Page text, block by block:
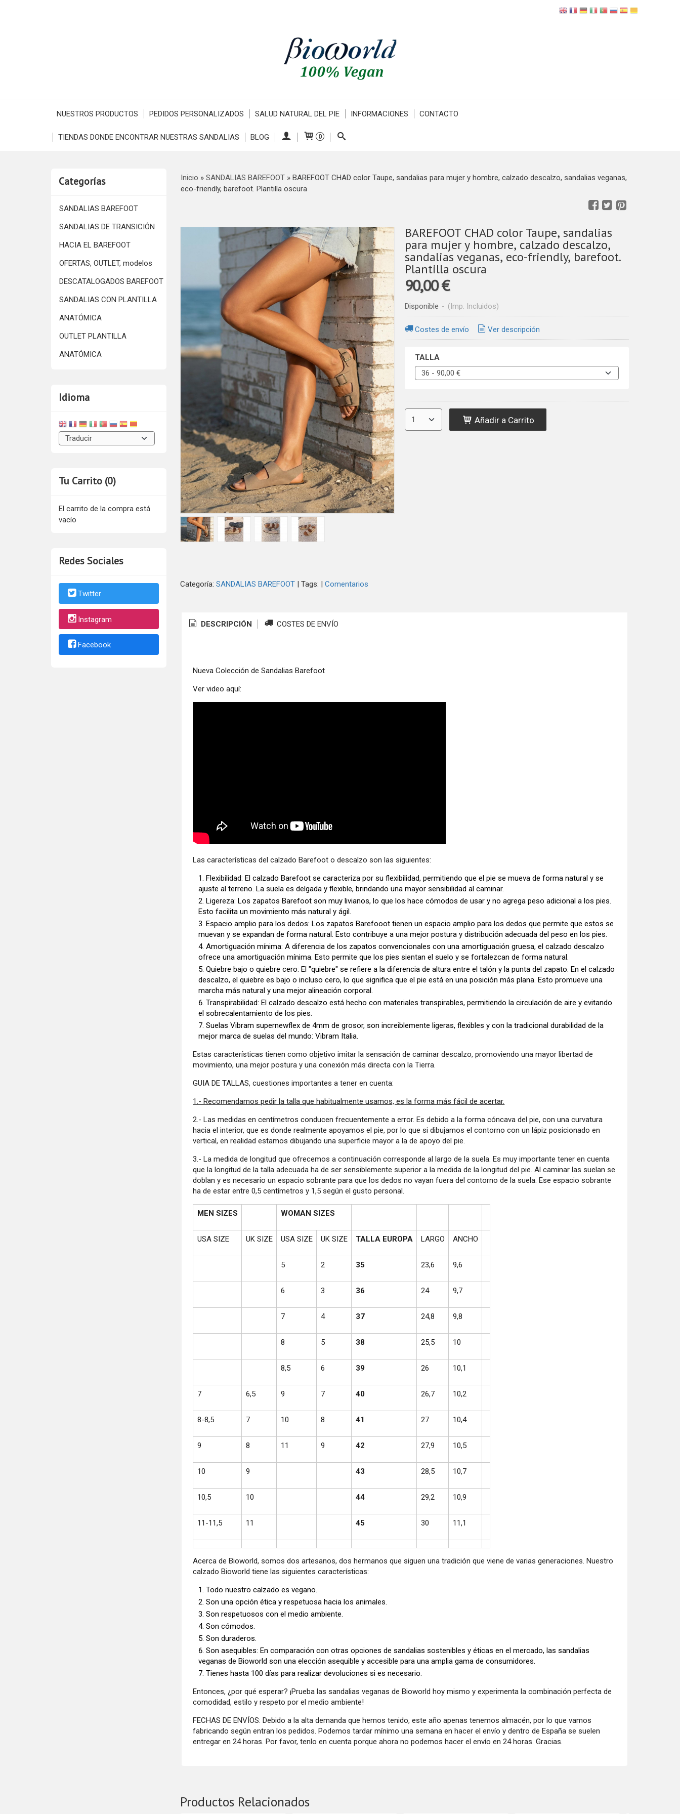
NUESTROS PRODUCTOS PEDIDOS PERSONALIZADOS SALUD NATURAL DEL PIE INFORMACIONES CONTACTO
TIENDAS DONDE ENCONTRAR NUESTRAS SANDALIAS BLOG 0
Categorías
SANDALIAS BAREFOOT
SANDALIAS DE TRANSICIÓN
HACIA EL BAREFOOT
OFERTAS, OUTLET, modelos
DESCATALOGADOS BAREFOOT
SANDALIAS CON PLANTILLA
ANATÓMICA
OUTLET PLANTILLA
ANATÓMICA
Idioma
Tu Carrito (0)
El carrito de la compra está
vacío
Redes Sociales
Twitter
Instagram
Facebook
Inicio » SANDALIAS BAREFOOT» BAREFOOT CHAD color Taupe, sandalias para mujer y hombre, calzado descalzo, sandalias veganas,
eco-friendly, barefoot. Plantilla oscura
BAREFOOT CHAD color Taupe, sandalias
para mujer y hombre, calzado descalzo,
sandalias veganas, eco-friendly, barefoot.
Plantilla oscura
90,00 €
Disponible - (Imp. Incluidos)
Costes de envío Ver descripción
TALLA
Añadir a Carrito
Categoría: SANDALIAS BAREFOOT| Tags: | Comentarios
DESCRIPCIÓN COSTES DE ENVÍO
Nueva Colección de Sandalias Barefoot
Ver video aquí:
Las características del calzado Barefoot o descalzo son las siguientes:
Flexibilidad: El calzado Barefoot se caracteriza por su flexibilidad, permitiendo que el pie se mueva de forma natural y se
ajuste al terreno. La suela es delgada y flexible, brindando una mayor sensibilidad al caminar.
Ligereza: Los zapatos Barefoot son muy livianos, lo que los hace cómodos de usar y no agrega peso adicional a los pies.
Esto facilita un movimiento más natural y ágil.
Espacio amplio para los dedos: Los zapatos Barefooot tienen un espacio amplio para los dedos que permite que estos se
muevan y se expandan de forma natural. Esto contribuye a una mejor postura y distribución adecuada del peso en los pies.
Amortiguación mínima: A diferencia de los zapatos convencionales con una amortiguación gruesa, el calzado descalzo
ofrece una amortiguación mínima. Esto permite que los pies sientan el suelo y se fortalezcan de forma natural.
Quiebre bajo o quiebre cero: El "quiebre" se refiere a la diferencia de altura entre el talón y la punta del zapato. En el calzado
descalzo, el quiebre es bajo o incluso cero, lo que significa que el pie está en una posición más plana. Esto promueve una
marcha más natural y una mejor alineación corporal.
Transpirabilidad: El calzado descalzo está hecho con materiales transpirables, permitiendo la circulación de aire y evitando
el sobrecalentamiento de los pies.
Suelas Vibram supernewflex de 4mm de grosor, son increiblemente ligeras, flexibles y con la tradicional durabilidad de la
mejor marca de suelas del mundo: Vibram Italia.
Estas características tienen como objetivo imitar la sensación de caminar descalzo, promoviendo una mayor libertad de
movimiento, una mejor postura y una conexión más directa con la Tierra.
GUIA DE TALLAS, cuestiones importantes a tener en cuenta:
1.- Recomendamos pedir la talla que habitualmente usamos, es la forma más fácil de acertar.
2.- Las medidas en centímetros conducen frecuentemente a error. Es debido a la forma cóncava del pie, con una curvatura
hacia el interior, que es donde realmente apoyamos el pie, por lo que si dibujamos el contorno con un lápiz posicionado en
vertical, en realidad estamos dibujando una superficie mayor a la de apoyo del pie.
3.- La medida de longitud que ofrecemos a continuación corresponde al largo de la suela. Es muy importante tener en cuenta
que la longitud de la talla adecuada ha de ser sensiblemente superior a la medida de la longitud del pie. Al caminar las suelan se
doblan y es necesario un espacio sobrante para que los dedos no vayan fuera del contorno de la suela. Ese espacio sobrante
ha de estar entre 0,5 centímetros y 1,5 según el gusto personal.
MEN SIZES WOMAN SIZES
USA SIZE UK SIZE USA SIZE UK SIZE TALLA EUROPA LARGO ANCHO
5 2 35 23,6 9,6
6 3 36 24 9,7
7 4 37 24,8 9,8
8 5 38 25,5 10
8,5 6 39 26 10,1
7 6,5 9 7 40 26,7 10,2
8-8,5 7 10 8 41 27 10,4
9 8 11 9 42 27,9 10,5
10 9 43 28,5 10,7
10,5 10 44 29,2 10,9
11-11,5 11 45 30 11,1
Acerca de Bioworld, somos dos artesanos, dos hermanos que siguen una tradición que viene de varias generaciones. Nuestro
calzado Bioworld tiene las siguientes características:
Todo nuestro calzado es vegano.
Son una opción ética y respetuosa hacia los animales.
Son respetuosos con el medio ambiente.
Son cómodos.
Son duraderos.
Son asequibles: En comparación con otras opciones de sandalias sostenibles y éticas en el mercado, las sandalias
veganas de Bioworld son una elección asequible y accesible para una amplia gama de consumidores.
Tienes hasta 100 días para realizar devoluciones si es necesario.
Entonces, ¿por qué esperar? ¡Prueba las sandalias veganas de Bioworld hoy mismo y experimenta la combinación perfecta de
comodidad, estilo y respeto por el medio ambiente!
FECHAS DE ENVÍOS: Debido a la alta demanda que hemos tenido, este año apenas tenemos almacén, por lo que vamos
fabricando según entran los pedidos. Podemos tardar mínimo una semana en hacer el envío y dentro de España se suelen
entregar en 24 horas. Por favor, tenlo en cuenta porque ahora no podemos hacer el envío en 24 horas. Gracias.
Productos Relacionados